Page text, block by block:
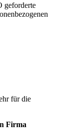
geforderte
für die
Firma